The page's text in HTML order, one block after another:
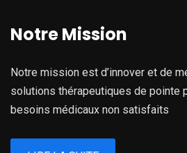
Notre Mission
Notre mission est d’innover et de
solutions thérapeutiques de pointe
besoins médicaux non satisfaits